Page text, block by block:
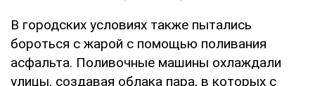
В городских условиях также пытались
бороться с жарой с помощью поливания
асфальта. Поливочные машины охлаждали
улицы, создавая облака пара, в которых с